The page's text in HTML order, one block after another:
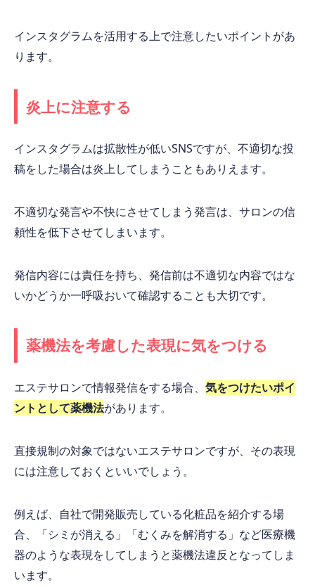
インスタグラムを活用する上で注意したいポイントがあ
ります。
炎上に注意する
インスタグラムは拡散性が低いSNSですが、不適切な投
稿をした場合は炎上してしまうこともありえます。
不適切な発言や不快にさせてしまう発言は、サロンの信
頼性を低下させてしまいます。
発信内容には責任を持ち、発信前は不適切な内容ではな
いかどうか一呼吸おいて確認することも大切です。
薬機法を考慮した表現に気をつける
エステサロンで情報発信をする場合、 気をつけたいポイ
ントとして薬機法があります。
直接規制の対象ではないエステサロンですが、その表現
には注意しておくといいでしょう。
例えば、自社で開発販売している化粧品を紹介する場
合、「シミが消える」「むくみを解消する」など医療機
器のような表現をしてしまうと薬機法違反となってしま
います。